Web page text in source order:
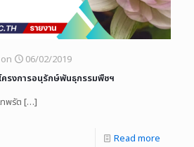
on
06/02/2019
ครงการอนุรักษ์พันธุกรรมพืชฯ
พรัต […]
Read more